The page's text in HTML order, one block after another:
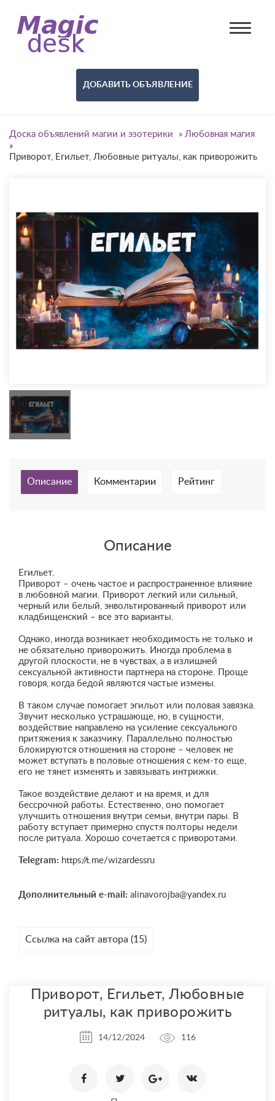
ДОБАВИТЬ ОБЪЯВЛЕНИЕ
Доска объявлений магии и эзотерики » Любовная магия
»
Приворот, Егильет, Любовные ритуалы, как приворожить
Описание Комментарии Рейтинг
Описание
Егильет.
Приворот – очень частое и распространенное влияние
в любовной магии. Приворот легкий или сильный,
черный или белый, энвольтированный приворот или
кладбищенский – все это варианты.
Однако, иногда возникает необходимость не только и
не обязательно приворожить. Иногда проблема в
другой плоскости, не в чувствах, а в излишней
сексуальной активности партнера на стороне. Проще
говоря, когда бедой являются частые измены.
В таком случае помогает эгильот или половая завязка.
Звучит несколько устрашающе, но, в сущности,
воздействие направлено на усиление сексуального
притяжения к заказчику. Параллельно полностью
блокируются отношения на стороне – человек не
может вступать в половые отношения с кем-то еще,
его не тянет изменять и завязывать интрижки.
Такое воздействие делают и на время, и для
бессрочной работы. Естественно, оно помогает
улучшить отношения внутри семьи, внутри пары. В
работу вступает примерно спустя полторы недели
после ритуала. Хорошо сочетается с приворотами.
Telegram: https://t.me/wizardessru
Дополнительный e-mail: alinavorojba@yandex.ru
Ссылка на сайт автора (15)
Приворот, Егильет, Любовные
ритуалы, как приворожить
14/12/2024 116